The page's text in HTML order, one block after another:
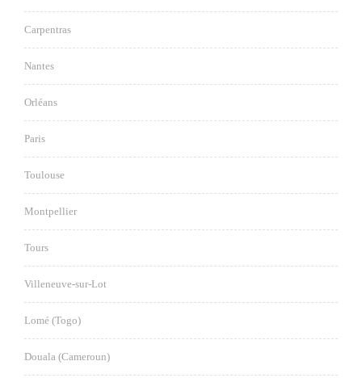
Carpentras
Nantes
Orléans
Paris
Toulouse
Montpellier
Tours
Villeneuve-sur-Lot
Lomé (Togo)
Douala (Cameroun)